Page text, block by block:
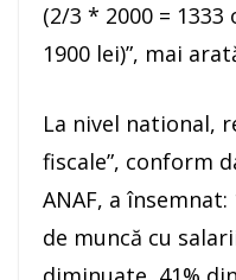
(2/3 * 2000 =
1900 lei)”, mai
La nivel national,
fiscale”, conform
ANAF, a
de muncă cu